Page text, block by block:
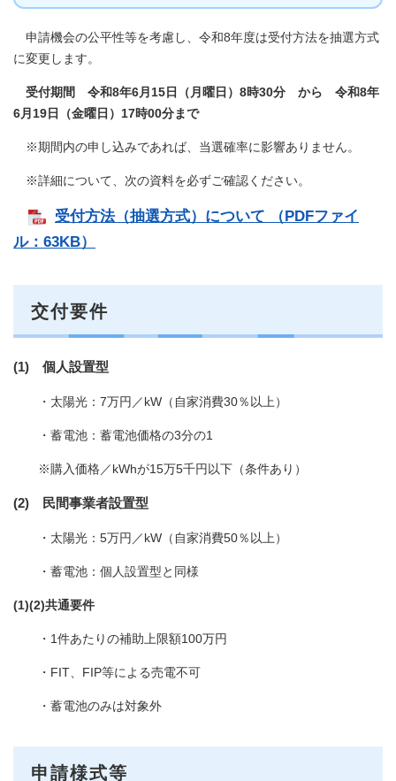
申請機会の公平性等を考慮し、令和8年度は受付方法を抽選方式
に変更します。
受付期間 令和8年6月15日（月曜日）8時30分 から 令和8年
6月19日（金曜日）17時00分まで
※期間内の申し込みであれば、当選確率に影響ありません。
※詳細について、次の資料を必ずご確認ください。
受付方法（抽選方式）について （PDFファイ
ル：63KB）
交付要件
(1) 個人設置型
・太陽光：7万円／kW（自家消費30％以上）
・蓄電池：蓄電池価格の3分の1
※購入価格／kWhが15万5千円以下（条件あり）
(2) 民間事業者設置型
・太陽光：5万円／kW（自家消費50％以上）
・蓄電池：個人設置型と同様
(1)(2)共通要件
・1件あたりの補助上限額100万円
・FIT、FIP等による売電不可
・蓄電池のみは対象外
申請様式等